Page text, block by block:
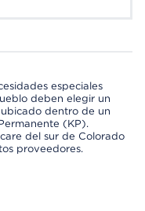
especiales
deben elegir un
dentro de un
(KP).
del sur de Colorado
proveedores.